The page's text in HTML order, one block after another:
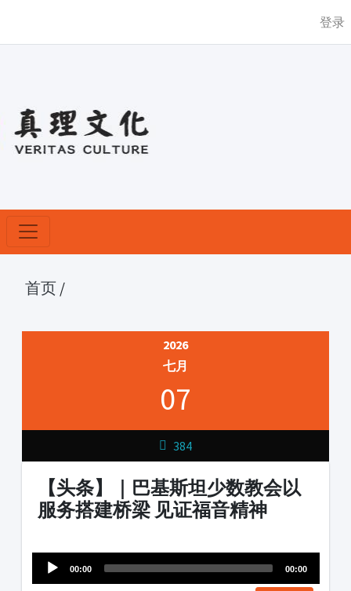
登录
首页 /
2026
七月
07
384
【头条】｜巴基斯坦少数教会以
服务搭建桥梁 见证福音精神
Player
00:00 00:00